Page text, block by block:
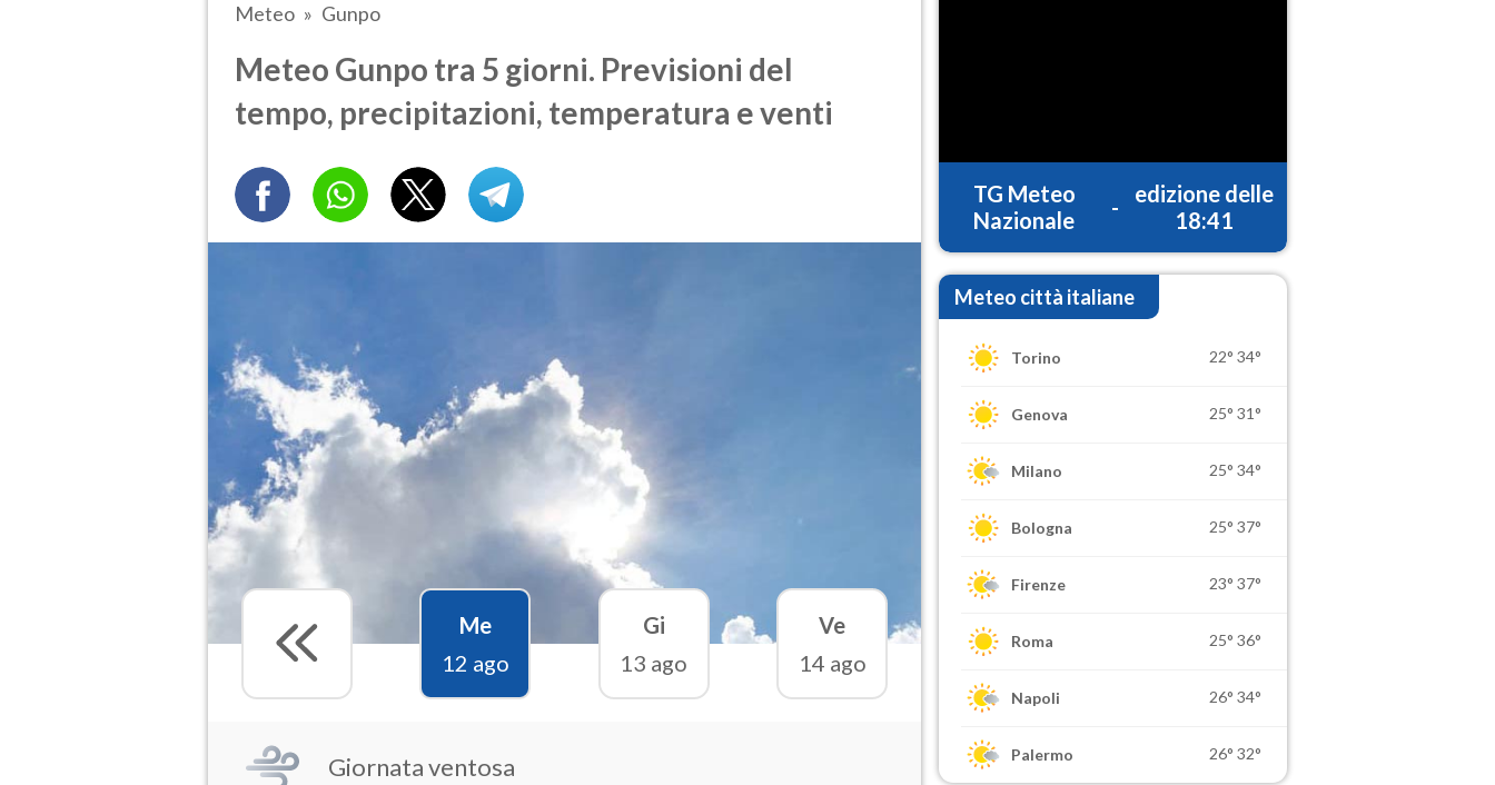
Meteo Gunpo
Meteo Gunpo tra 5 giorni. Previsioni del
tempo, precipitazioni, temperatura e venti
Me
12 ago
Gi
13 ago
Ve
14 ago
Giornata ventosa
TG Meteo
Nazionale
-
edizione delle
18:41
Meteo città italiane
Torino 22° 34°
Genova 25° 31°
Milano 25° 34°
Bologna 25° 37°
Firenze 23° 37°
Roma 25° 36°
Napoli 26° 34°
Palermo 26° 32°